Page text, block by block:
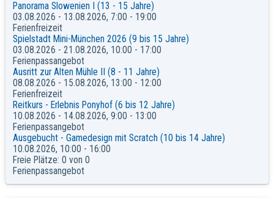
Panorama Slowenien I (13 - 15 Jahre)
03.08.2026 - 13.08.2026, 7:00 - 19:00
Ferienfreizeit
Spielstadt Mini-München 2026 (9 bis 15 Jahre)
03.08.2026 - 21.08.2026, 10:00 - 17:00
Ferienpassangebot
Ausritt zur Alten Mühle II (8 - 11 Jahre)
08.08.2026 - 15.08.2026, 13:00 - 12:00
Ferienfreizeit
Reitkurs - Erlebnis Ponyhof (6 bis 12 Jahre)
10.08.2026 - 14.08.2026, 9:00 - 13:00
Ferienpassangebot
Ausgebucht - Gamedesign mit Scratch (10 bis 14 Jahre)
10.08.2026, 10:00 - 16:00
Freie Plätze: 0 von 0
Ferienpassangebot